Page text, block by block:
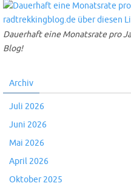
Dauerhaft eine Monatsrate pro
Blog!
Archiv
Juli 2026
Juni 2026
Mai 2026
April 2026
Oktober 2025